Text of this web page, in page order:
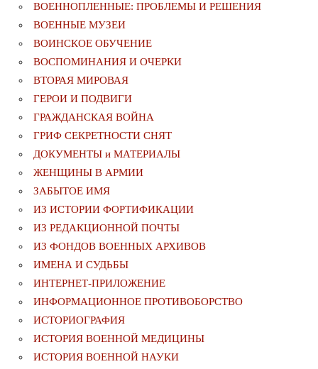
ВОЕННОПЛЕННЫЕ: ПРОБЛЕМЫ И РЕШЕНИЯ
ВОЕННЫЕ МУЗЕИ
ВОИНСКОЕ ОБУЧЕНИЕ
ВОСПОМИНАНИЯ И ОЧЕРКИ
ВТОРАЯ МИРОВАЯ
ГЕРОИ И ПОДВИГИ
ГРАЖДАНСКАЯ ВОЙНА
ГРИФ СЕКРЕТНОСТИ СНЯТ
ДОКУМЕНТЫ и МАТЕРИАЛЫ
ЖЕНЩИНЫ В АРМИИ
ЗАБЫТОЕ ИМЯ
ИЗ ИСТОРИИ ФОРТИФИКАЦИИ
ИЗ РЕДАКЦИОННОЙ ПОЧТЫ
ИЗ ФОНДОВ ВОЕННЫХ АРХИВОВ
ИМЕНА И СУДЬБЫ
ИНТЕРНЕТ-ПРИЛОЖЕНИЕ
ИНФОРМАЦИОННОЕ ПРОТИВОБОРСТВО
ИСТОРИОГРАФИЯ
ИСТОРИЯ ВОЕННОЙ МЕДИЦИНЫ
ИСТОРИЯ ВОЕННОЙ НАУКИ